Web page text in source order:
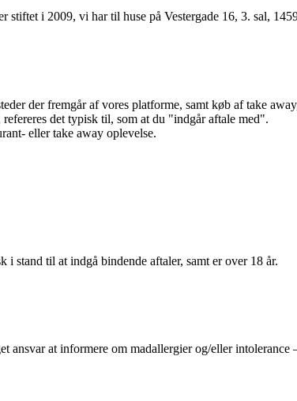
stiftet i 2009, vi har til huse på Vestergade 16, 3. sal,
der fremgår af vores platforme, samt køb af take
det typisk til, som at du "indgår aftale med".
eller take away oplevelse.
i stand til at indgå bindende aftaler, samt er over 18 år.
ansvar at informere om madallergier og/eller